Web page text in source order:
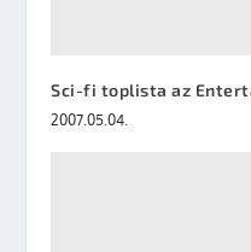
Sci-fi toplista az
2007.05.04.